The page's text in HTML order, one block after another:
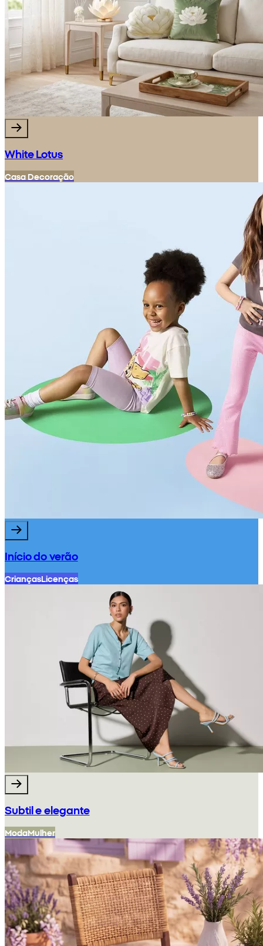
White Lotus
Casa Decoração
Início do verão
CriançasLicenças
Subtil e elegante
ModaMulher